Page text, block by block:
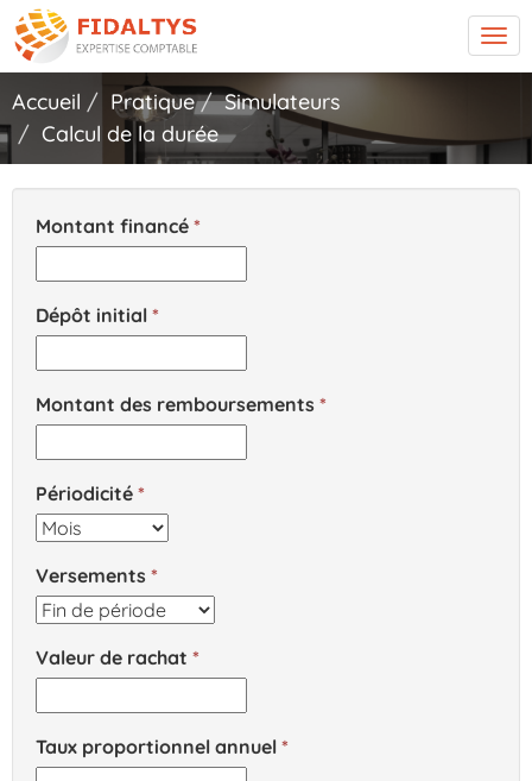
Accueil Pratique
Simulateurs
Calcul de la durée
Montant financé
Dépôt initial
Montant des remboursements
Périodicité
Versements
Valeur de rachat
Taux proportionnel annuel